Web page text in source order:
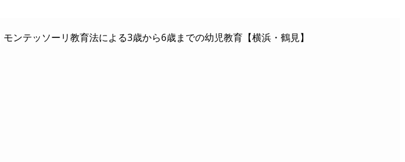
モンテッソーリ教育法による3歳から6歳までの幼児教育【横浜・鶴見】